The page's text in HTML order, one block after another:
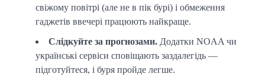
свіжому повітрі (але не в пік бурі) і обмеження
гаджетів ввечері працюють найкраще.
Слідкуйте за прогнозами. Додатки NOAA чи
українські сервіси сповіщають заздалегідь —
підготуйтеся, і буря пройде легше.